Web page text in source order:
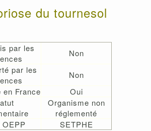
du tournesol
par les
Non
par les
Non
en France
Oui
Organisme non
réglementé
OEPP
SETPHE